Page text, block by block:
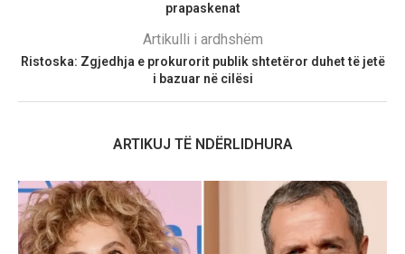
prapaskenat
Artikulli i ardhshëm
Ristoska: Zgjedhja e prokurorit publik shtetëror duhet të jetë
i bazuar në cilësi
ARTIKUJ TË NDËRLIDHURA